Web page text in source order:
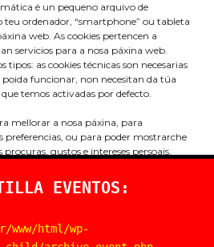
é un pequeno arquivo de
teu ordenador, “smartphone” ou tableta
web. As cookies pertencen a
servicios para a nosa páxina web.
tipos: as cookies técnicas son necesarias
funcionar, non necesitan da túa
temos activadas por defecto.
mellorar a nosa páxina, para
preferencias, ou para poder mostrarche
gustos e intereses persoais.
uso clicando no apartado
Se queres máis información, consulta
s/n
EVENTOS:
www/html/wp-